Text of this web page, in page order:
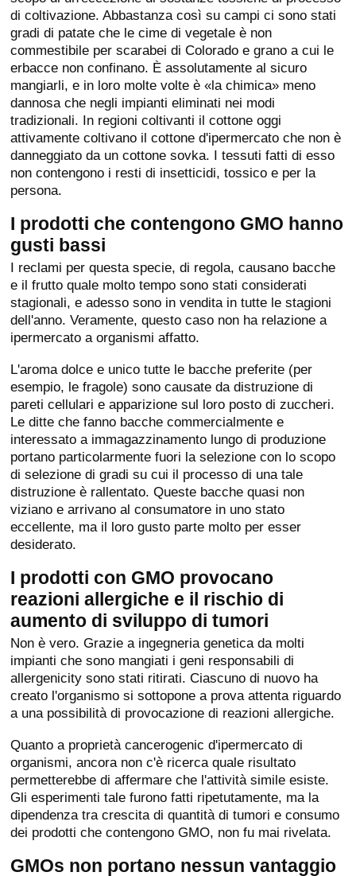
di coltivazione. Abbastanza così su campi ci sono stati
gradi di patate che le cime di vegetale è non
commestibile per scarabei di Colorado e grano a cui le
erbacce non confinano. È assolutamente al sicuro
mangiarli, e in loro molte volte è «la chimica» meno
dannosa che negli impianti eliminati nei modi
tradizionali. In regioni coltivanti il cottone oggi
attivamente coltivano il cottone d'ipermercato che non è
danneggiato da un cottone sovka. I tessuti fatti di esso
non contengono i resti di insetticidi, tossico e per la
persona.
I prodotti che contengono GMO hanno
gusti bassi
I reclami per questa specie, di regola, causano bacche
e il frutto quale molto tempo sono stati considerati
stagionali, e adesso sono in vendita in tutte le stagioni
dell'anno. Veramente, questo caso non ha relazione a
ipermercato a organismi affatto.
L'aroma dolce e unico tutte le bacche preferite (per
esempio, le fragole) sono causate da distruzione di
pareti cellulari e apparizione sul loro posto di zuccheri.
Le ditte che fanno bacche commercialmente e
interessato a immagazzinamento lungo di produzione
portano particolarmente fuori la selezione con lo scopo
di selezione di gradi su cui il processo di una tale
distruzione è rallentato. Queste bacche quasi non
viziano e arrivano al consumatore in uno stato
eccellente, ma il loro gusto parte molto per esser
desiderato.
I prodotti con GMO provocano
reazioni allergiche e il rischio di
aumento di sviluppo di tumori
Non è vero. Grazie a ingegneria genetica da molti
impianti che sono mangiati i geni responsabili di
allergenicity sono stati ritirati. Ciascuno di nuovo ha
creato l'organismo si sottopone a prova attenta riguardo
a una possibilità di provocazione di reazioni allergiche.
Quanto a proprietà cancerogenic d'ipermercato di
organismi, ancora non c'è ricerca quale risultato
permetterebbe di affermare che l'attività simile esiste.
Gli esperimenti tale furono fatti ripetutamente, ma la
dipendenza tra crescita di quantità di tumori e consumo
dei prodotti che contengono GMO, non fu mai rivelata.
GMOs non portano nessun vantaggio